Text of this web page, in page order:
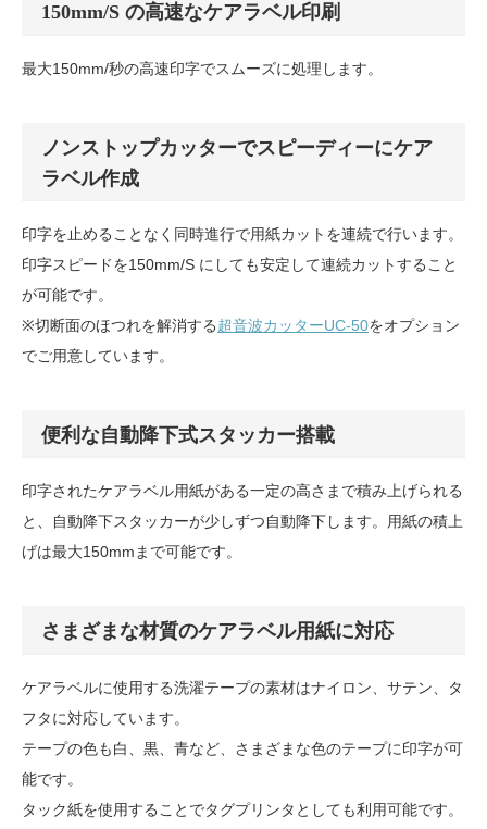
150mm/S の高速なケアラベル印刷
最大150mm/秒の高速印字でスムーズに処理します。
ノンストップカッターでスピーディーにケア
ラベル作成
印字を止めることなく同時進行で用紙カットを連続で行います。
印字スピードを150mm/S にしても安定して連続カットすること
が可能です。
※切断面のほつれを解消する超音波カッターUC-50をオプション
でご用意しています。
便利な自動降下式スタッカー搭載
印字されたケアラベル用紙がある一定の高さまで積み上げられる
と、自動降下スタッカーが少しずつ自動降下します。用紙の積上
げは最大150mmまで可能です。
さまざまな材質のケアラベル用紙に対応
ケアラベルに使用する洗濯テープの素材はナイロン、サテン、タ
フタに対応しています。
テープの色も白、黒、青など、さまざまな色のテープに印字が可
能です。
タック紙を使用することでタグプリンタとしても利用可能です。